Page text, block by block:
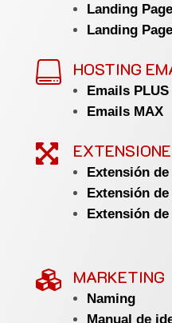
Landing
Landing
 HOSTING
Emails PLUS
Emails MAX

Extensión
Extensión
Extensión
 MARKETING
Naming
Manual de